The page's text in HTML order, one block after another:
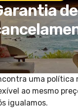
de
uma política
ao mesmo
igualamos.